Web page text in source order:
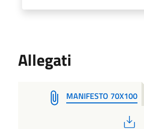
Allegati
MANIFESTO 70X100